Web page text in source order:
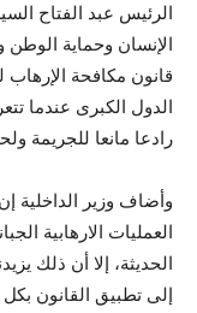
الرئيس عبد الفتاح
الإنسان وحماية الوطن
قانون مكافحة
الدول الكبرى عندما
رادعا مانعا للجريمة
وأضاف وزير الداخلية
العمليات الارهابية
الحديثة، إلا أن ذلك
إلى تطبيق القانون